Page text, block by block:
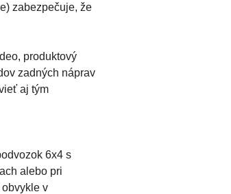
zabezpečuje, že
produktový
zadných náprav
aj tým
6x4 s
alebo pri
v